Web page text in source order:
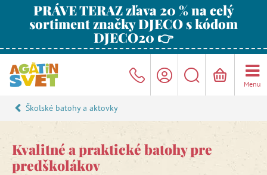
PRÁVE TERAZ zľava 20 % na celý
sortiment značky DJECO s kódom
DJECO20 👉
Menu
Školské batohy a aktovky
Kvalitné a praktické batohy pre
predškolákov